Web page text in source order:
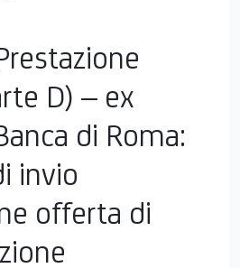
D) – ex
di Roma:
invio
offerta di